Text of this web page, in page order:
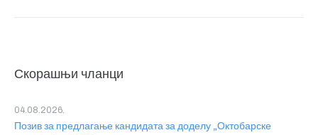
Скорашњи чланци
Позив за предлагање кандидата за доделу „Октобарске
04.08.2026.